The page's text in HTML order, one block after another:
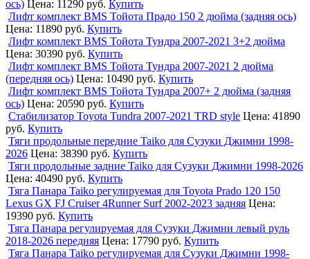
ось) Цена: 11290 руб. Купить
Лифт комплект BMS Тойота Прадо 150 2 дюйма (задняя ось)
Цена: 11890 руб. Купить
Лифт комплект BMS Тойота Тундра 2007-2021 3+2 дюйма
Цена: 30390 руб. Купить
Лифт комплект BMS Тойота Тундра 2007-2021 2 дюйма
(передняя ось) Цена: 10490 руб. Купить
Лифт комплект BMS Тойота Тундра 2007+ 2 дюйма (задняя
ось) Цена: 20590 руб. Купить
Стабилизатор Toyota Tundra 2007-2021 TRD style Цена: 41890
руб. Купить
Тяги продольные передние Taiko для Сузуки Джимни 1998-
2026 Цена: 38390 руб. Купить
Тяги продольные задние Taiko для Сузуки Джимни 1998-2026
Цена: 40490 руб. Купить
Тяга Панара Taiko регулируемая для Toyota Prado 120 150
Lexus GX FJ Cruiser 4Runner Surf 2002-2023 задняя Цена:
19390 руб. Купить
Тяга Панара регулируемая для Сузуки Джимни левый руль
2018-2026 передняя Цена: 17790 руб. Купить
Тяга Панара Taiko регулируемая для Сузуки Джимни 1998-